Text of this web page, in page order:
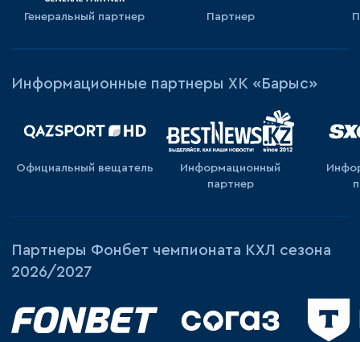
Генеральный партнер Партнер
Информационные партнеры ХК «Барыс»
Официальный вещатель
Информационный
партнер
Партнеры Фонбет чемпионата КХЛ сезона
2026/2027